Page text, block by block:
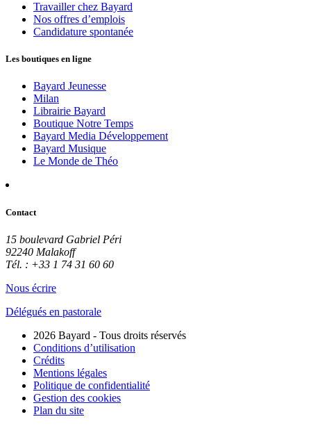
Travailler chez Bayard
Nos offres d’emplois
Candidature spontanée
Les boutiques en ligne
Bayard Jeunesse
Milan
Librairie Bayard
Boutique Notre Temps
Bayard Media Développement
Bayard Musique
Le Monde de Théo
Contact
15 boulevard Gabriel Péri
92240 Malakoff
Tél. : +33 1 74 31 60 60
Nous écrire
Délégués en pastorale
2026 Bayard - Tous droits réservés
Conditions d’utilisation
Crédits
Mentions légales
Politique de confidentialité
Gestion des cookies
Plan du site